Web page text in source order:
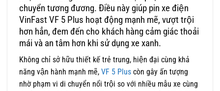
chuyển tương đương. Điều này giúp pin xe điện
VinFast VF 5 Plus hoạt động mạnh mẽ, vượt trội
hơn hẳn, đem đến cho khách hàng cảm giác thoải
mái và an tâm hơn khi sử dụng xe xanh.
Không chỉ sở hữu thiết kế trẻ trung, hiện đại cùng khả
năng vận hành mạnh mẽ, VF 5 Plus còn gây ấn tượng
nhờ phạm vi di chuyển nổi trội so với nhiều mẫu xe cùng